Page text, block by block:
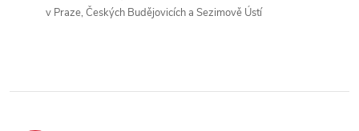
v Praze, Českých Budějovicích a Sezimově Ústí